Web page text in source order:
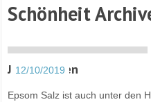
Schönheit
12/10/2019
Jungbrunnen
Epsom Salz ist auch unter den